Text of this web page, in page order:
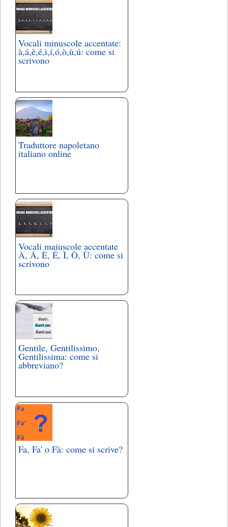
Vocali minuscole accentate:
à,á,è,é,ì,í,ó,ò,ù,ú: come si
scrivono
Traduttore napoletano
italiano online
Vocali maiuscole accentate
À, Á, È, É, Ì, Ò, Ù: come si
scrivono
Gentile, Gentilissimo,
Gentilissima: come si
abbreviano?
Fa, Fa' o Fà: come si scrive?